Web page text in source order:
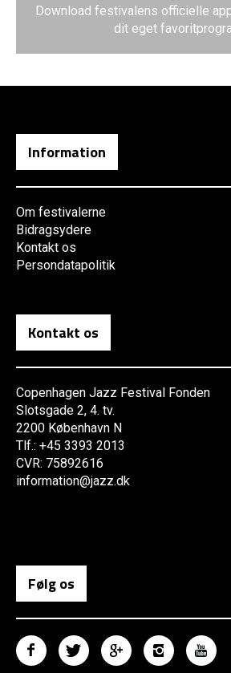
Download festivalens officielle
dit eget
Information
Om festivalerne
Bidragsydere
Kontakt os
Persondatapolitik
Kontakt os
Copenhagen Jazz Festival Fonden
Slotsgade 2, 4. tv.
2200 København N
Tlf.: +45 3393 2013
CVR: 75892616
information@jazz.dk
Følg os